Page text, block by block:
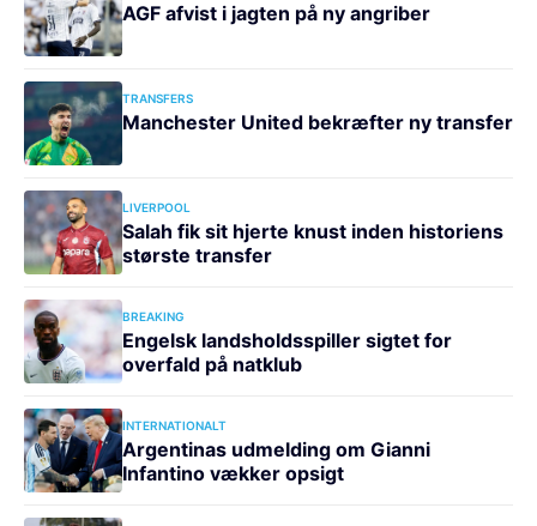
AGF afvist i jagten på ny angriber
TRANSFERS
Manchester United bekræfter ny transfer
LIVERPOOL
Salah fik sit hjerte knust inden historiens
største transfer
BREAKING
Engelsk landsholdsspiller sigtet for
overfald på natklub
INTERNATIONALT
Argentinas udmelding om Gianni
Infantino vækker opsigt